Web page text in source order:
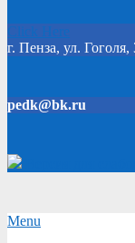
Click Here
г. Пенза, ул. Гоголя,
pedk@bk.ru
Secondary
Menu